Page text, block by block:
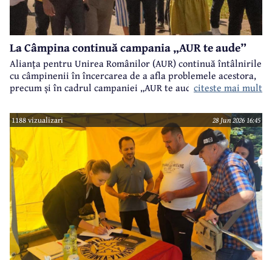
La Câmpina continuă campania „AUR te aude”
Alianța pentru Unirea Românilor (AUR) continuă întâlnirile
cu câmpinenii în încercarea de a afla problemele acestora,
precum și în cadrul campaniei „AUR te aude”.citeste mai mult
1188 vizualizari 28 Jun 2026 16:45